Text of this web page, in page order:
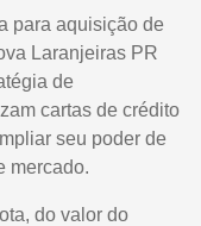
para aquisição de
Laranjeiras PR
de
cartas de crédito
seu poder de
mercado.
do valor do